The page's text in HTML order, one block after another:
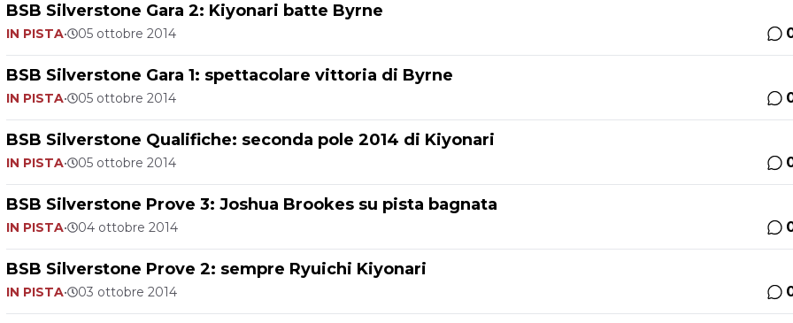
BSB Silverstone Gara 2: Kiyonari batte Byrne
IN PISTA• 05 ottobre 2014
BSB Silverstone Gara 1: spettacolare vittoria di Byrne
IN PISTA• 05 ottobre 2014
BSB Silverstone Qualifiche: seconda pole 2014 di Kiyonari
IN PISTA• 05 ottobre 2014
BSB Silverstone Prove 3: Joshua Brookes su pista bagnata
IN PISTA• 04 ottobre 2014
BSB Silverstone Prove 2: sempre Ryuichi Kiyonari
IN PISTA• 03 ottobre 2014